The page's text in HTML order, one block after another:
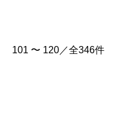
101 〜 120／全346件